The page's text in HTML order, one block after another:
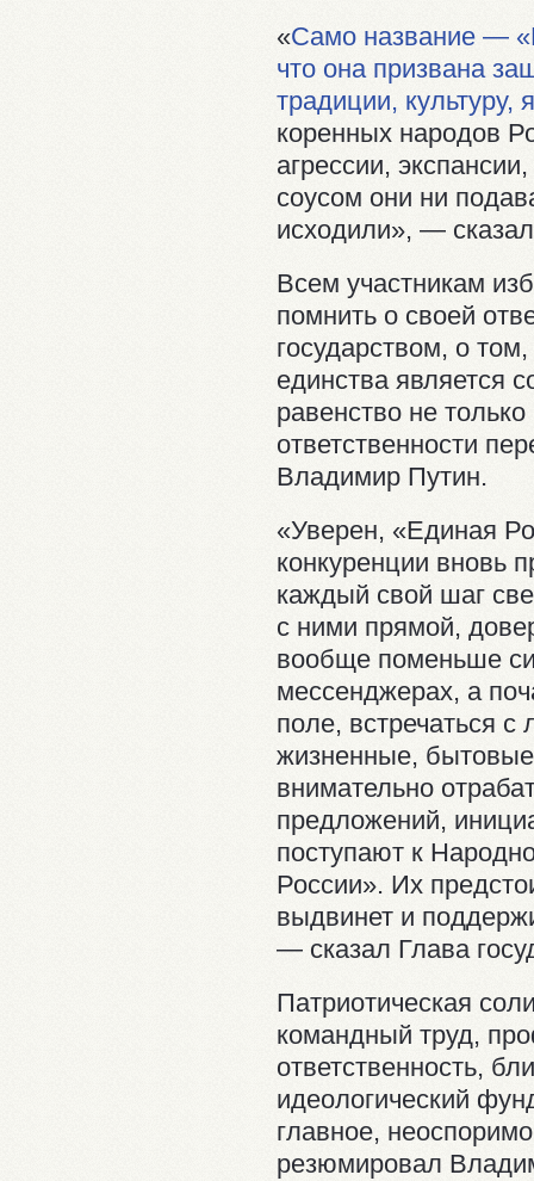
«Само название —
что она призвана
традиции, культуру,
коренных народов
агрессии,
соусом они ни
исходили», —
Всем участникам
помнить о своей
государством, о
единства является
равенство не
ответственности
Владимир Путин.
«Уверен, «Единая
конкуренции вновь
каждый свой шаг
с ними прямой,
вообще поменьше
мессенджерах, а
поле, встречаться
жизненные,
внимательно
предложений,
поступают к
России». Их
выдвинет и
— сказал Глава
Патриотическая
командный труд,
ответственность,
идеологический
главное,
резюмировал